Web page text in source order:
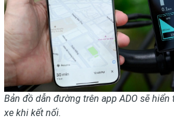
Bản đồ dẫn đường trên app ADO sẽ
xe khi kết nối.